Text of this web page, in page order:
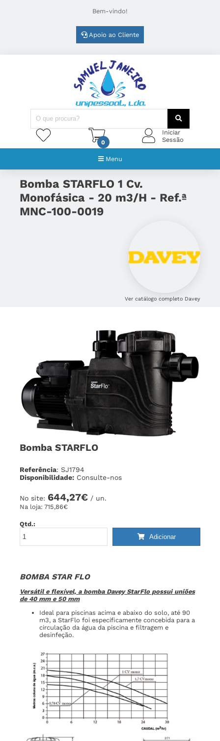
Bem-vindo!
Apoio ao Cliente
0
Iniciar
Sessão
Menu
Bomba STARFLO 1 Cv.
Monofásica - 20 m3/H - Ref.ª
MNC-100-0019
Ver catálogo completo Davey
Bomba STARFLO
Referência: SJ1794
Disponibilidade: Consulte-nos
No site: 644,27€ / un.
Na loja: 715,86€
Qtd.:
Adicionar
BOMBA STAR FLO
Versátil e flexível, a bomba Davey StarFlo possui uniões
de 40 mm e 50 mm
Ideal para piscinas acima e abaixo do solo, até 90
m3, a StarFlo foi especificamente concebida para a
circulação da água da piscina e filtragem e
desinfeção.